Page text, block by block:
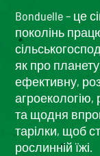
Bonduelle – це
поколінь
як про
ефективну,
агроекологію,
та щодня
тарілки, щоб
рослинній їжі.